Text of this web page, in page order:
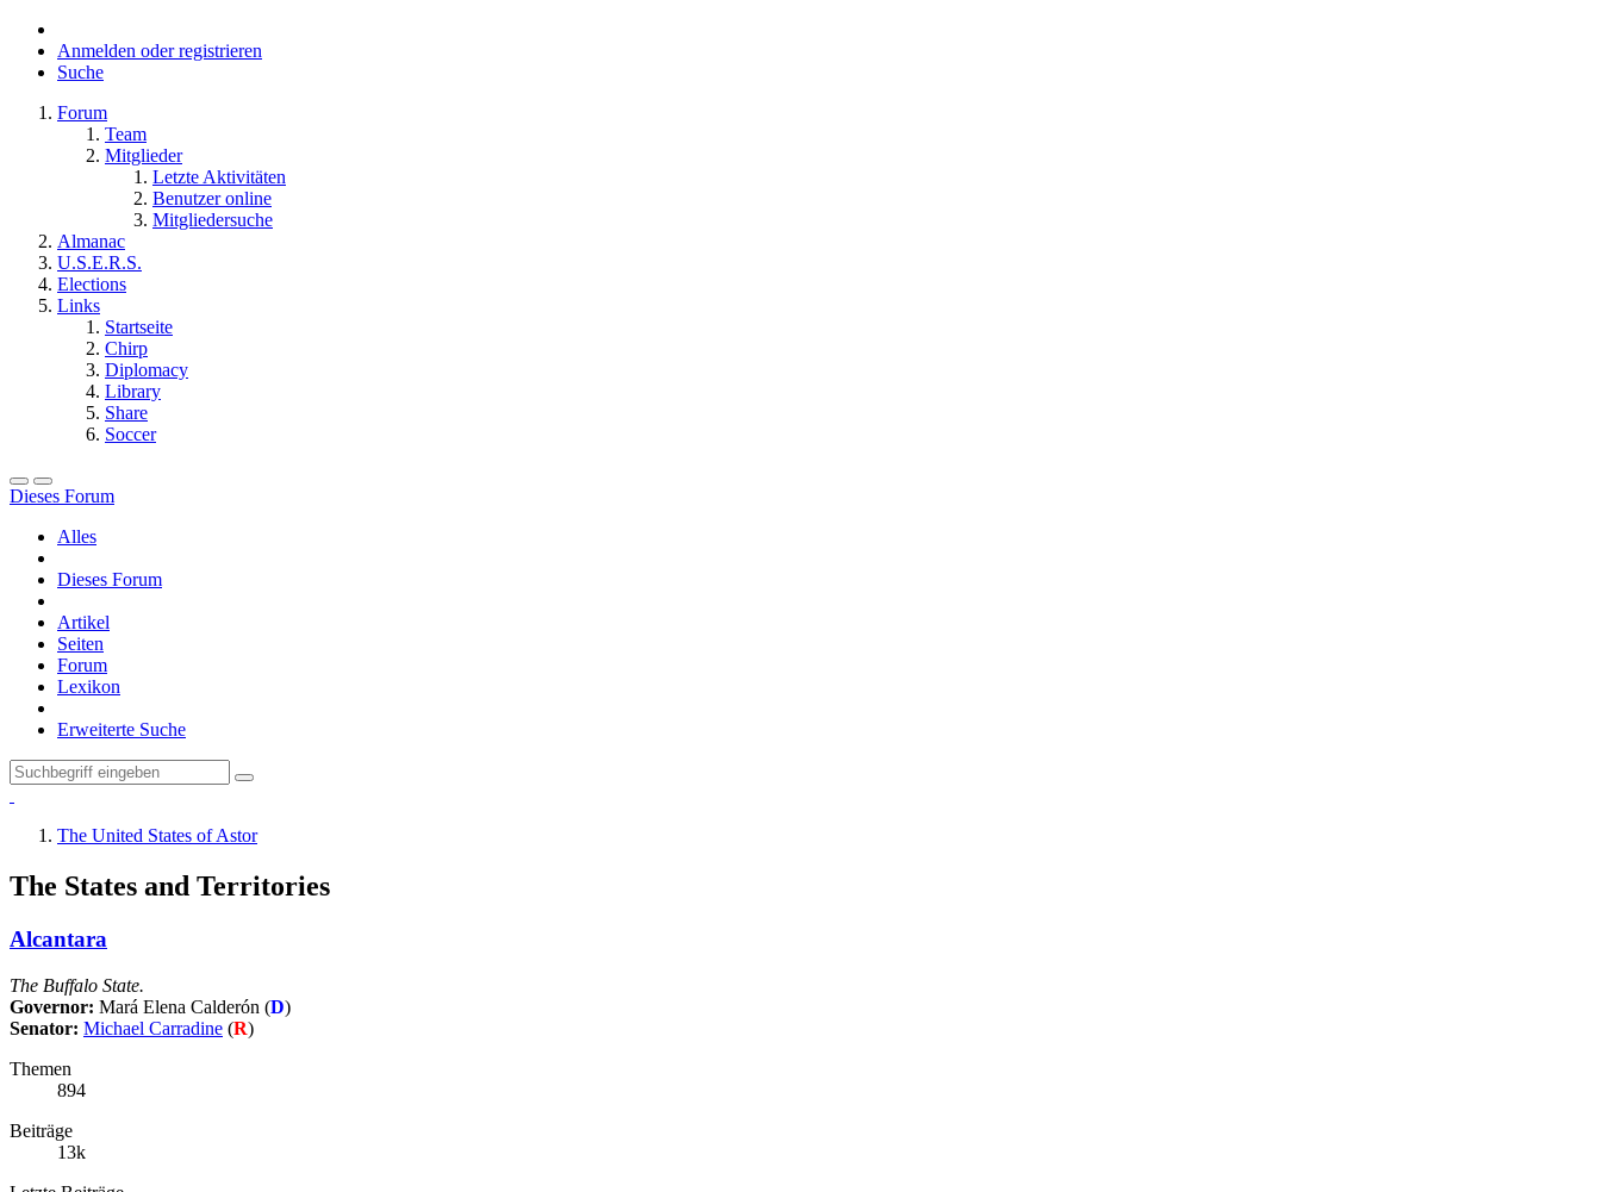
Anmelden oder registrieren
Suche
Forum
Team
Mitglieder
Letzte Aktivitäten
Benutzer online
Mitgliedersuche
Almanac
U.S.E.R.S.
Elections
Links
Startseite
Chirp
Diplomacy
Library
Share
Soccer
Dieses Forum
Alles
Dieses Forum
Artikel
Seiten
Forum
Lexikon
Erweiterte Suche
The United States of Astor
The States and Territories
Alcantara
The Buffalo State.
Governor: Mará Elena Calderón (D)
Senator: Michael Carradine (R)
Themen
894
Beiträge
13k